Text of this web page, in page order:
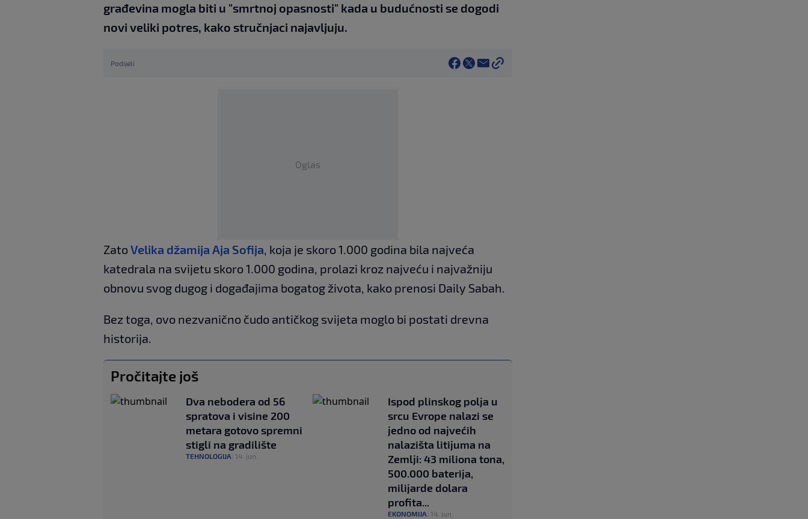
građevina mogla biti u "smrtnoj opasnosti" kada u budućnosti se dogodi
novi veliki potres, kako stručnjaci najavljuju.
Podijeli
Oglas
ZatoVelika džamija Aja Sofija, koja je skoro 1.000 godina bila najveća
katedrala na svijetu skoro 1.000 godina, prolazi kroz najveću i najvažniju
obnovu svog dugog i događajima bogatog života, kako prenosi Daily Sabah.
Bez toga, ovo nezvanično čudo antičkog svijeta moglo bi postati drevna
historija.
Pročitajte još
Dva nebodera od 56
spratova i visine 200
metara gotovo spremni
stigli na gradilište
TEHNOLOGIJA 14. jun.
Ispod plinskog polja u
srcu Evrope nalazi se
jedno od najvećih
nalazišta litijuma na
Zemlji: 43 miliona tona,
500.000 baterija,
milijarde dolara
profita...
EKONOMIJA 14. jun.